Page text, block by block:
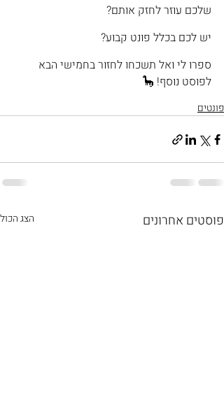
שלכם עוזר לחזק אותם?
יש לכם בכלל פונט קבוע?
ספרו לי ואל תשכחו לחזור בחמישי הבא
לפוסט נוסף! 🦕
פונטים
פוסטים אחרונים הצג הכול